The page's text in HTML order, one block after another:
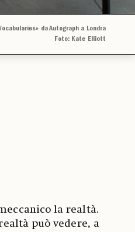
da Autograph a Londra
Foto: Kate Elliott
la realtà.
può vedere, a